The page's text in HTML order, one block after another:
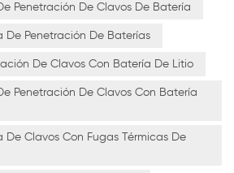
Penetración De Clavos De Batería
De Penetración De Baterías
De Clavos Con Batería De Litio
Penetración De Clavos Con Batería
De Clavos Con Fugas Térmicas De